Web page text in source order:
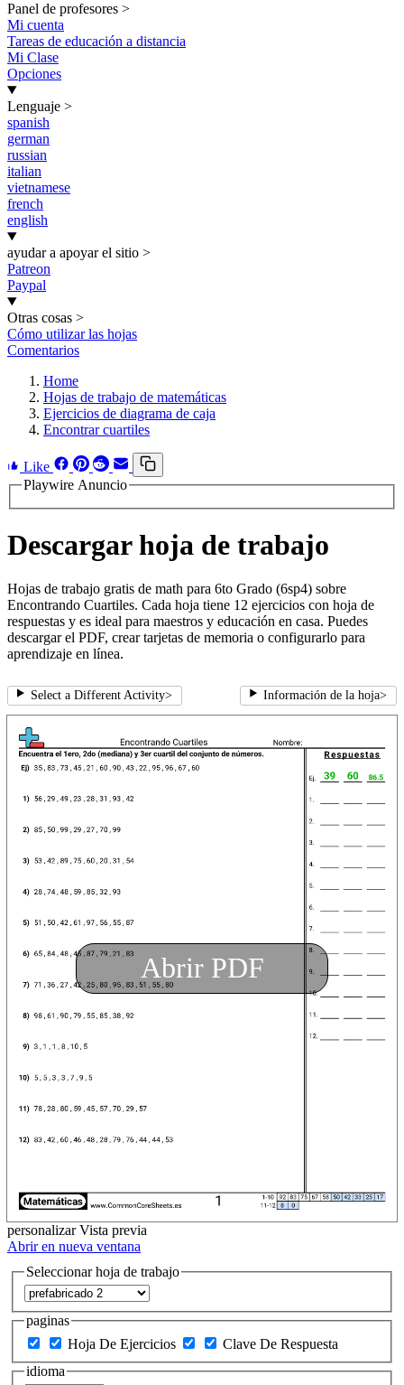
Panel de profesores >
Mi cuenta
Tareas de educación a distancia
Mi Clase
Opciones
Lenguaje >
spanish
german
russian
italian
vietnamese
french
english
ayudar a apoyar el sitio >
Patreon
Paypal
Otras cosas >
Cómo utilizar las hojas
Comentarios
Home
Hojas de trabajo de matemáticas
Ejercicios de diagrama de caja
Encontrar cuartiles
Like
Playwire Anuncio
Descargar hoja de trabajo
Hojas de trabajo gratis de math para 6to Grado (6sp4) sobre
Encontrando Cuartiles. Cada hoja tiene 12 ejercicios con hoja de
respuestas y es ideal para maestros y educación en casa. Puedes
descargar el PDF, crear tarjetas de memoria o configurarlo para
aprendizaje en línea.
Select a Different Activity> Información de la hoja>
Abrir PDF
personalizar Vista previa
Abrir en nueva ventana
Seleccionar hoja de trabajo
paginas
Hoja De Ejercicios
Clave De Respuesta
idioma